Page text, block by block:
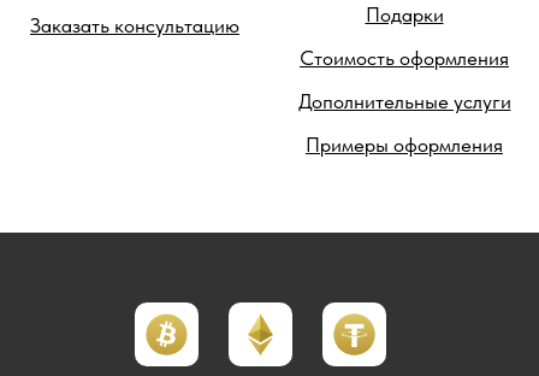
Заказать консультацию
Подарки
Стоимость оформления
Дополнительные услуги
Примеры оформления